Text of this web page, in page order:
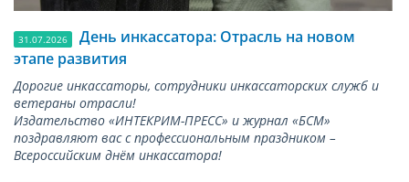
31.07.2026
День инкассатора: Отрасль на новом
этапе развития
Дорогие инкассаторы, сотрудники инкассаторских служб и
ветераны отрасли!
Издательство «ИНТЕКРИМ-ПРЕСС» и журнал «БСМ»
поздравляют вас с профессиональным праздником –
Всероссийским днём инкассатора!